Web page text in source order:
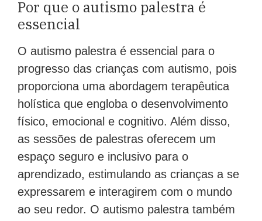
essencial
O autismo palestra é essencial para o
progresso das crianças com autismo, pois
proporciona uma abordagem terapêutica
holística que engloba o desenvolvimento
físico, emocional e cognitivo. Além disso,
as sessões de palestras oferecem um
espaço seguro e inclusivo para o
aprendizado, estimulando as crianças a se
expressarem e interagirem com o mundo
ao seu redor. O autismo palestra também